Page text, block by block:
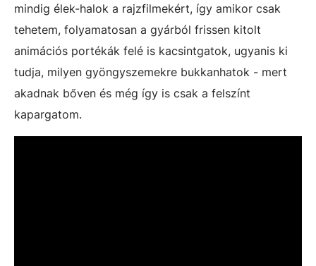
mindig élek-halok a rajzfilmekért, így amikor csak
tehetem, folyamatosan a gyárból frissen kitolt
animációs portékák felé is kacsintgatok, ugyanis ki
tudja, milyen gyöngyszemekre bukkanhatok - mert
akadnak bőven és még így is csak a felszínt
kapargatom.